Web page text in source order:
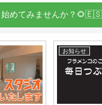
始めてみませんか？🌻🇪🇸
ヘスス・エレディア月例クラス イベント